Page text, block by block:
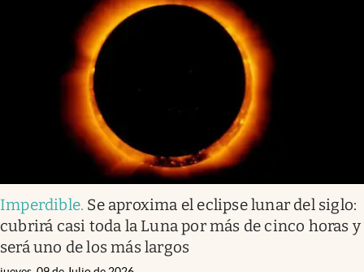
Imperdible. Se aproxima el eclipse lunar del siglo:
cubrirá casi toda la Luna por más de cinco horas y
será uno de los más largos